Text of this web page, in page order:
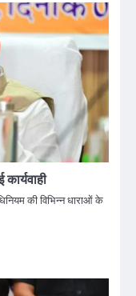
की विभिन्न धाराओं के